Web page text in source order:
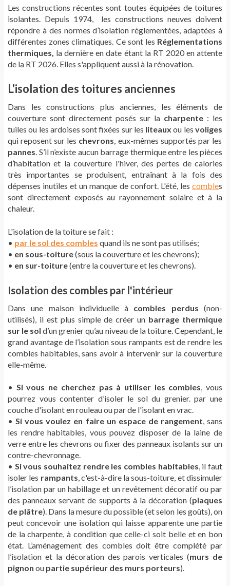
Les constructions récentes sont toutes équipées de toitures
isolantes. Depuis 1974, les constructions neuves doivent
répondre à des normes d’isolation réglementées, adaptées à
différentes zones climatiques. Ce sont les Réglementations
thermiques, la dernière en date étant la RT 2020 en attente
de la RT 2026. Elles s'appliquent aussi à la rénovation.
L'isolation des toitures anciennes
Dans les constructions plus anciennes, les éléments de
couverture sont directement posés sur la charpente : les
tuiles ou les ardoises sont fixées sur les liteaux ou lesvoliges
qui reposent sur les chevrons, eux-mêmes supportés par les
pannes. S’il n’existe aucun barrage thermique entre les pièces
d’habitation et la couverture l'hiver, des pertes de calories
très importantes se produisent, entraînant à la fois des
dépenses inutiles et un manque de confort. L'été, les combles
sont directement exposés au rayonnement solaire et à la
chaleur.
L'isolation de la toiture se fait :
• par le sol des combles quand ils ne sont pas utilisés;
• en sous-toiture(sous la couverture et les chevrons);
• en sur-toiture(entre la couverture et les chevrons).
Isolation des combles par l'intérieur
Dans une maison individuelle à combles perdus (non-
utilisés), il est plus simple de créer un barrage thermique
sur le sol d’un grenier qu’au niveau de la toiture. Cependant, le
grand avantage de l’isolation sous rampants est de rendre les
combles habitables, sans avoir à intervenir sur la couverture
elle-même.
• Si vous ne cherchez pas à utiliser les combles, vous
pourrez vous contenter d’isoler le sol du grenier. par une
couche d'isolant en rouleau ou par de l'isolant en vrac.
•Si vous voulez en faire un espace de rangement, sans
les rendre habitables, vous pouvez disposer de la laine de
verre entre les chevrons ou fixer des panneaux isolants sur un
contre-chevronnage.
• Si vous souhaitez rendre les combles habitables, il faut
isoler les rampants, c'est-à-dire la sous-toiture, et dissimuler
l’isolation par un habillage et un revêtement décoratif ou par
des panneaux servant de supports à la décoration (plaques
de plâtre). Dans la mesure du possible (et selon les goûts), on
peut concevoir une isolation qui laisse apparente une partie
de la charpente, à condition que celle-ci soit belle et en bon
état. L’aménagement des combles doit être complété par
l’isolation et la décoration des parois verticales (murs de
pignon ou partie supérieur des murs porteurs).